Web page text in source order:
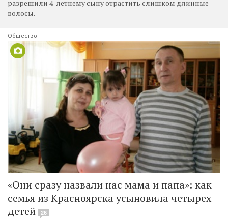
разрешили 4-летнему сыну отрастить слишком длинные
волосы.
Общество
«Они сразу назвали нас мама и папа»: как
семья из Красноярска усыновила четырех
детей
26